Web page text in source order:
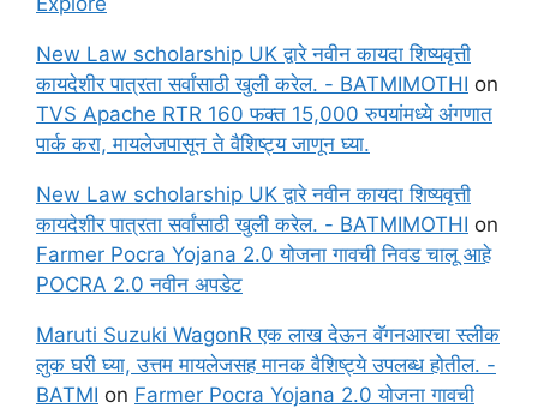
New Law scholarship UK द्वारे नवीन कायदा शिष्यवृत्ती
कायदेशीर पात्रता सर्वांसाठी खुली करेल. - BATMIMOTHI on
TVS Apache RTR 160 फक्त 15,000 रुपयांमध्ये अंगणात
पार्क करा, मायलेजपासून ते वैशिष्ट्य जाणून घ्या.
New Law scholarship UK द्वारे नवीन कायदा शिष्यवृत्ती
कायदेशीर पात्रता सर्वांसाठी खुली करेल. - BATMIMOTHI on
Farmer Pocra Yojana 2.0 योजना गावची निवड चालू आहे
POCRA 2.0 नवीन अपडेट
Maruti Suzuki WagonR एक लाख देऊन वॅगनआरचा स्लीक
लुक घरी घ्या, उत्तम मायलेजसह मानक वैशिष्ट्ये उपलब्ध होतील. -
BATMI on Farmer Pocra Yojana 2.0 योजना गावची